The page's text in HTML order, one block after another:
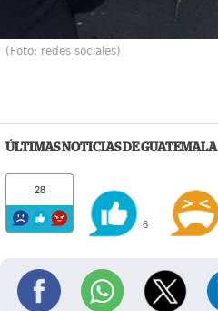
(Foto: redes sociales)
ÚLTIMAS NOTICIAS DE GUATEMALA
28
6